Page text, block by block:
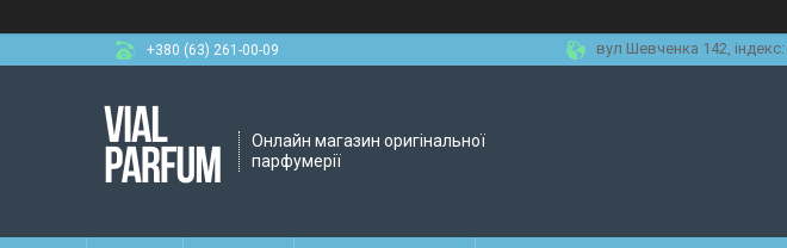
+380 (63) 261-00-09
вул Шевченка 142, iндекс:
Онлайн магазин оригінальної
парфумерії